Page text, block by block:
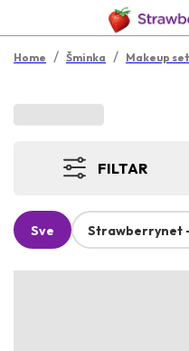
Home / Šminka / Makeup
FILTAR
Sve Strawberrynet